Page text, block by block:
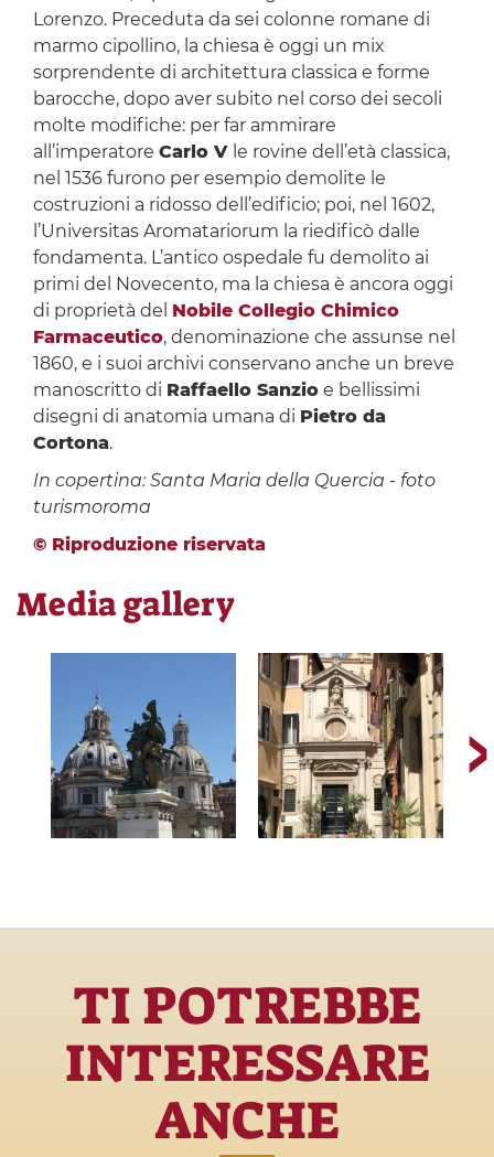
Lorenzo. Preceduta da sei colonne romane di
marmo cipollino, la chiesa è oggi un mix
sorprendente di architettura classica e forme
barocche, dopo aver subito nel corso dei secoli
molte modifiche: per far ammirare
all’imperatore Carlo V le rovine dell’età classica,
nel 1536 furono per esempio demolite le
costruzioni a ridosso dell’edificio; poi, nel 1602,
l’Universitas Aromatariorum la riedificò dalle
fondamenta. L’antico ospedale fu demolito ai
primi del Novecento, ma la chiesa è ancora oggi
di proprietà del Nobile Collegio Chimico
Farmaceutico, denominazione che assunse nel
1860, e i suoi archivi conservano anche un breve
manoscritto di Raffaello Sanzioe bellissimi
disegni di anatomia umana di Pietro da
Cortona.
In copertina: Santa Maria della Quercia - foto
turismoroma
© Riproduzione riservata
Media gallery
TI POTREBBE
INTERESSARE
ANCHE